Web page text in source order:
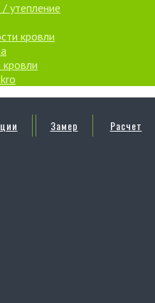
утепление
кровли
Замер
Расчет